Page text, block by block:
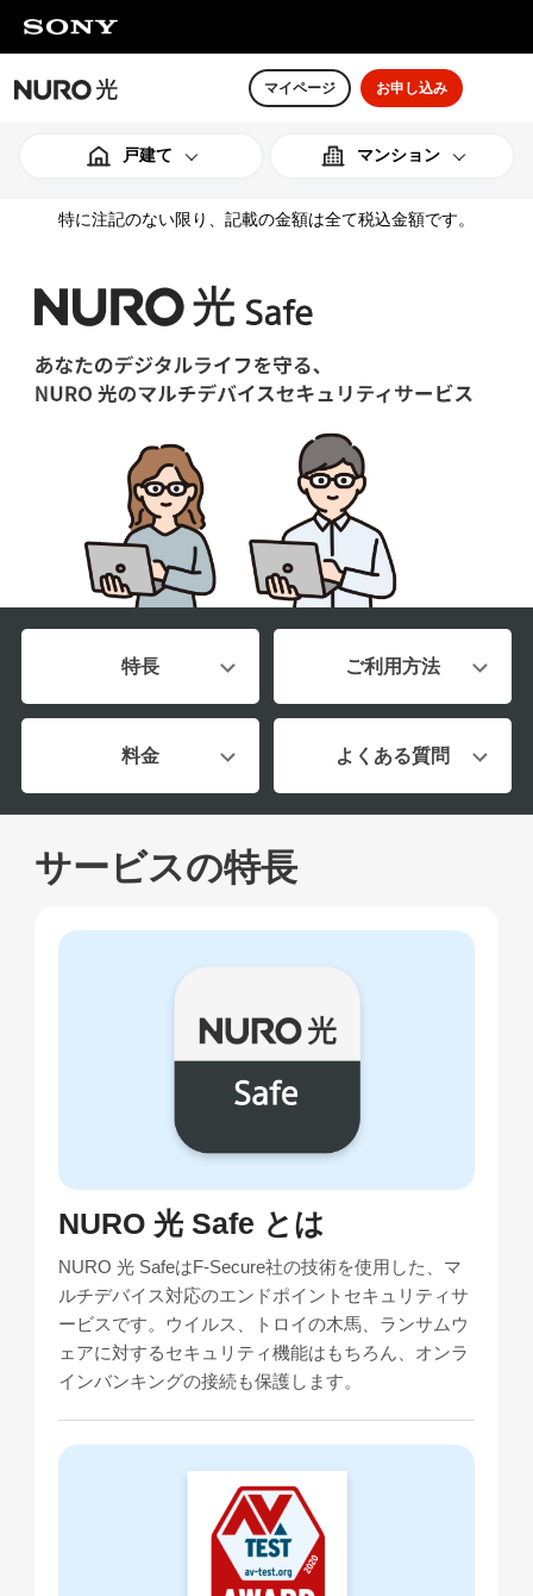
マイページ お申し込み
戸建て マンション
オプション
ご利用までの流れ
お知らせ
お知らせ
契約をご検討中の方
お申し込み済みの方
LINE公式アカウント
レンタルWi-Fi
もっとおトクに
お友達紹介クーポン
モバイルセット割
NURO会員アプリ
NURO 光のお引越し
個人事業主・法人の方はこちら
料金・特典などのお悩みごと
について
よくあるご質問を
確認する
オプション
ご利用までの流れ
お知らせ
お知らせ
契約をご検討中の方
お申し込み済みの方
レンタルWi-Fi
開通後も安心
NURO会員アプリ
会員サポート
NURO会員特典
NURO 光のお引越し
管理会社・管理組合・オーナーさまはこち
販売パートナーをご検討の方はこちら
個人事業主・法人の方
個人事業主・法人の方はこちら
料金・特典などのお悩みごと
について
電話で相談する
受付時間 9:00~21:00
特に注記のない限り、記載の金額は全て税込金額です。
特長 ご利用方法
料金 よくある質問
サービスの特長
NURO 光 Safe とは
NURO 光 SafeはF-Secure社の技術を使用した、マ
ルチデバイス対応のエンドポイントセキュリティサ
ービスです。ウイルス、トロイの木馬、ランサムウ
ェアに対するセキュリティ機能はもちろん、オンラ
インバンキングの接続も保護します。